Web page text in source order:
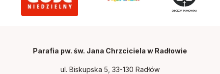
Parafia pw. św. Jana Chrzciciela w Radłowie
ul. Biskupska 5, 33-130 Radłów